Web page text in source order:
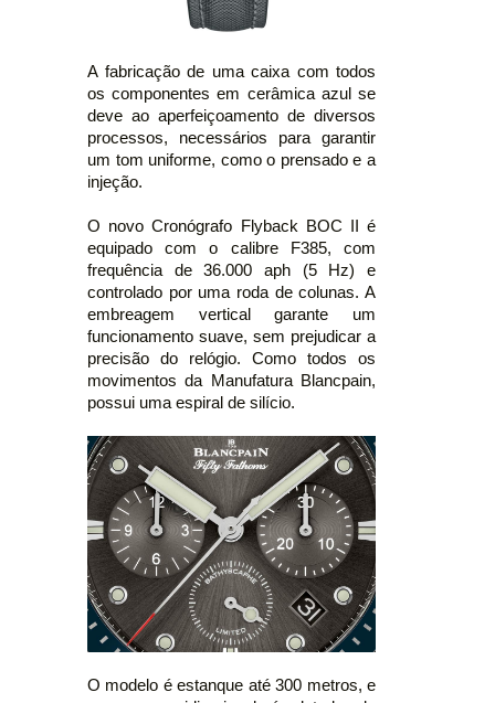
A fabricação de uma caixa com todos
os componentes em cerâmica azul se
deve ao aperfeiçoamento de diversos
processos, necessários para garantir
um tom uniforme, como o prensado e a
injeção.
O novo Cronógrafo Flyback BOC II é
equipado com o calibre F385, com
frequência de 36.000 aph (5 Hz) e
controlado por uma roda de colunas. A
embreagem vertical garante um
funcionamento suave, sem prejudicar a
precisão do relógio. Como todos os
movimentos da Manufatura Blancpain,
possui uma espiral de silício.
O modelo é estanque até 300 metros, e